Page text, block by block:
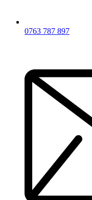
0763 787 897